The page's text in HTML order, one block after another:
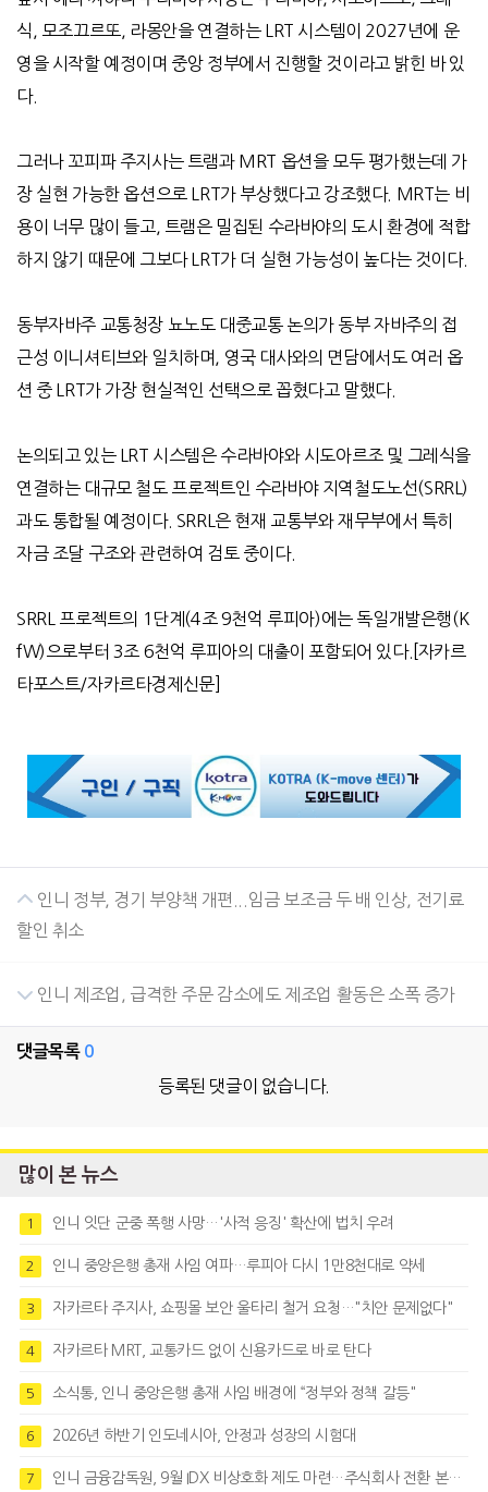
식
모조끄르또 라몽안을 연결하는LRT 시스템이 2027년에 운
영을 시작할 예정이며 중앙 정부에서 진행할 것이라고 밝힌 바 있
다.
그러나 꼬피파 주지사는 트램과MRT 옵션을 모두 평가했는데
가
장 실현 가능한 옵션으로
LRT가 부상했다고 강조했다.
MRT는 비
용이 너무 많이 들고, 트램은 밀집된 수라바야의 도시 환경에 적합
하지 않기 때문에 그보다 LRT가 더 실현 가능성이 높다는 것이다.
동부자바주 교통청장 뇨노도 대중교통 논의가 동부 자바주의 접
근성 이니셔티브와 일치하며 영국 대사와의 면담에서도 여러 옵
션 중
LRT가 가장 현실적인 선택으로 꼽혔다고 말했다.
논의되고 있는 LRT 시스템은 수라바야와 시도아르조 및 그레식을
연결하는 대규모 철도 프로젝트인 수라바야 지역철도노선(SRRL)
과도 통합될 예정이다. SRRL 은 현재 교통부와 재무부에서 특히
자금 조달 구조와 관련하여 검토 중이다.
SRRL 프로젝트의 1 단계 (4조 9천억 루피아)에는 독일개발은행(K
fW) 으로부터 3조 6천억 루피아의 대출이 포함되어 있다.[ 자카르
타포스트/자카르타경제신문]
인니 정부, 경기 부양책 개편...임금 보조금 두 배 인상, 전기료
할인 취소
인니 제조업, 급격한 주문 감소에도 제조업 활동은 소폭 증가
댓글목록 0
등록된 댓글이 없습니다.
많이 본 뉴스
1 인니 잇단 군중 폭행 사망…'사적 응징' 확산에 법치 우려
2 인니 중앙은행 총재 사임 여파…루피아 다시 1만8천대로 약세
3 자카르타 주지사, 쇼핑몰 보안 울타리 철거 요청…"치안 문제없다"
4 자카르타 MRT, 교통카드 없이 신용카드로 바로 탄다
5 소식통, 인니 중앙은행 총재 사임 배경에 “정부와 정책 갈등"
6 2026년 하반기 인도네시아, 안정과 성장의 시험대
7 인니 금융감독원, 9월 IDX 비상호화 제도 마련…주식회사 전환 본격화